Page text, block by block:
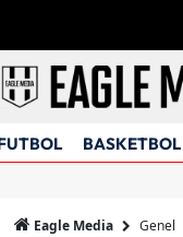
BASKETBOL
Eagle Media Genel